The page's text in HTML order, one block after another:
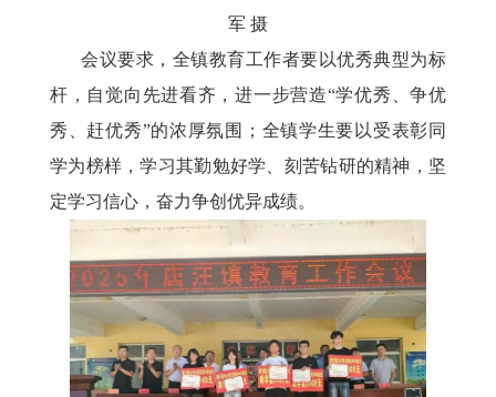
军 摄
会议要求，全镇教育工作者要以优秀典型为标
杆，自觉向先进看齐，进一步营造“学优秀、争优
秀、赶优秀”的浓厚氛围；全镇学生要以受表彰同
学为榜样，学习其勤勉好学、刻苦钻研的精神，坚
定学习信心，奋力争创优异成绩。